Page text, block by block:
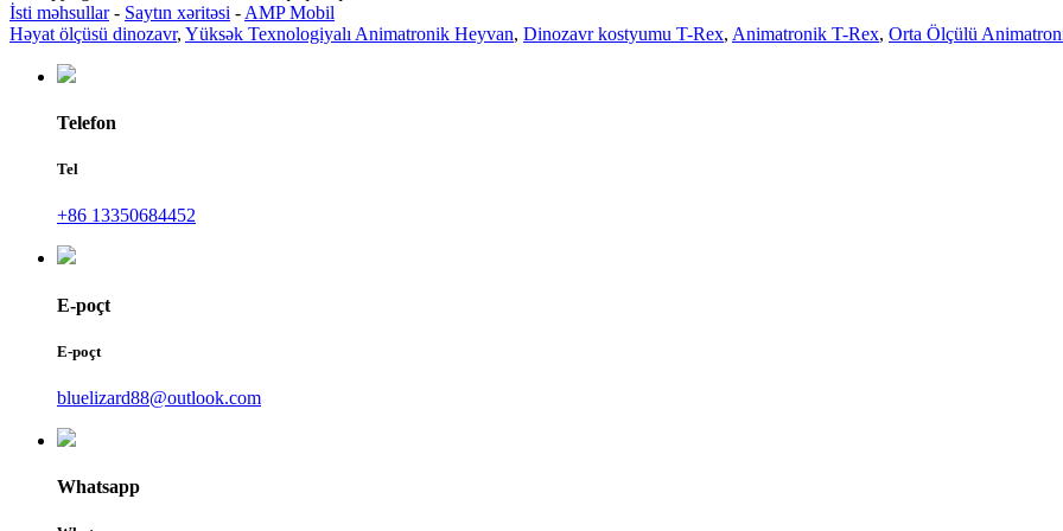
İsti məhsullar- Saytın xəritəsi - AMP Mobil
Həyat ölçüsü dinozavr, Yüksək Texnologiyalı Animatronik Heyvan, Dinozavr kostyumu T-Rex, Animatronik T-Rex, Orta Ölçülü
Telefon
Tel
+86 13350684452
E-poçt
E-poçt
bluelizard88@outlook.com
Whatsapp